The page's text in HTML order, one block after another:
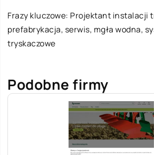
Frazy kluczowe: Projektant instalacji
prefabrykacja, serwis, mgła wodna,
tryskaczowe
Podobne firmy